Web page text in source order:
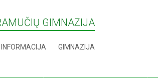
GIMNAZIJA
GIMNAZIJA